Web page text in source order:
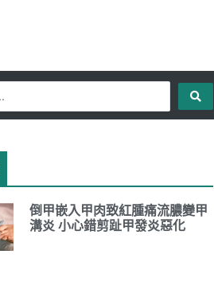
倒甲嵌入甲肉致紅腫痛流膿變甲
溝炎 小心錯剪趾甲發炎惡化